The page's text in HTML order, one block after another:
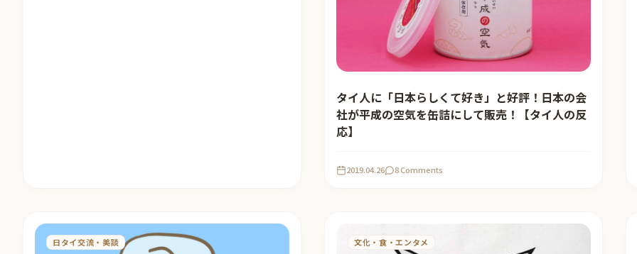
タイ人に「日本らしくて好き」と好評！日本の会
社が平成の空気を缶詰にして販売！【タイ人の反
応】
2019.04.26 8 Comments
日タイ交流・美談 文化・食・エンタメ